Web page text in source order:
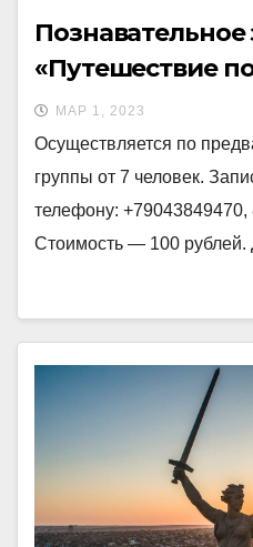
Познавательное
«Путешествие
МАР 1, 2023
Осуществляется по
группы от 7 человек.
телефону:
Стоимость — 100